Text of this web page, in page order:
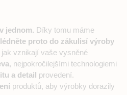
jednom. Díky tomu máme
proto do zákulisí výroby
vznikají vaše vysněné
, nejpokročilejšími technologiemi
a detail provedení.
produktů, aby výrobky dorazily